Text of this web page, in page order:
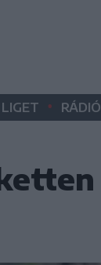
LIGET • RÁDIÓ